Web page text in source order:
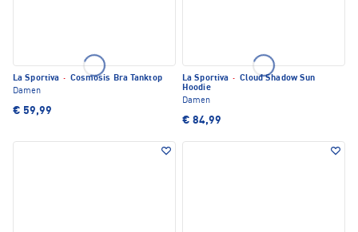
La Sportiva · Cosmosis Bra Tanktop
Damen
€ 59,99
La Sportiva · Cloud Shadow Sun
Hoodie
Damen
€ 84,99